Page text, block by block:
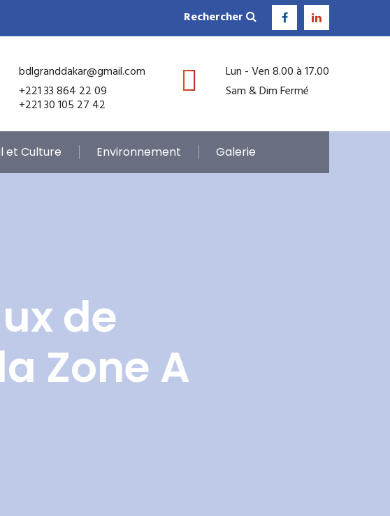
Rechercher
bdlgranddakar@gmail.com
+221 33 864 22 09
+221 30 105 27 42
Lun - Ven 8.00 à 17.00
Sam & Dim Fermé
et Culture Environnement Galerie
de
Zone A